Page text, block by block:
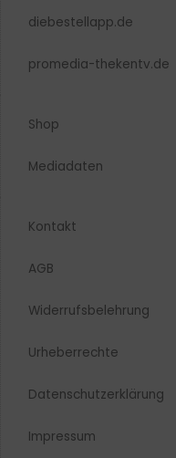
diebestellapp.de
promedia-thekentv.de
Shop
Mediadaten
Kontakt
AGB
Widerrufsbelehrung
Urheberrechte​
Datenschutzerklärung
Impressum